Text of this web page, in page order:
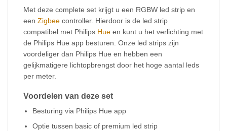
Met deze complete set krijgt u een RGBW led strip en
een Zigbee controller. Hierdoor is de led strip
compatibel met Philips Hue en kunt u het verlichting met
de Philips Hue app besturen. Onze led strips zijn
voordeliger dan Philips Hue en hebben een
gelijkmatigere lichtopbrengst door het hoge aantal leds
per meter.
Voordelen van deze set
Besturing via Philips Hue app
Optie tussen basic of premium led strip